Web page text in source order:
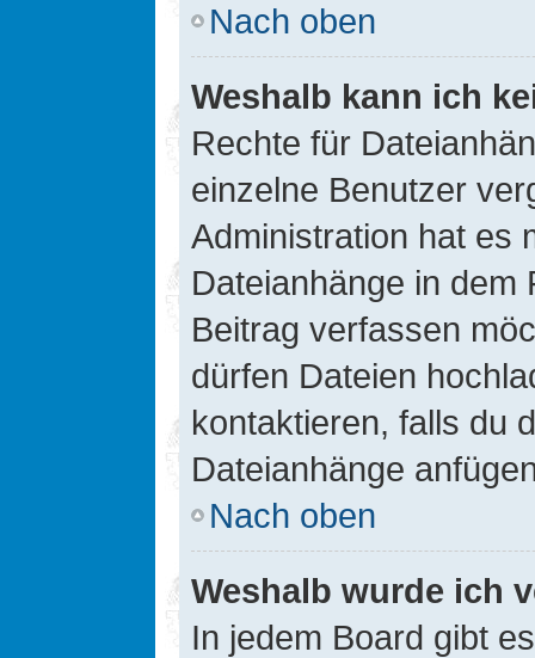
Nach oben
Weshalb kann ich
Rechte für
einzelne Benutzer
Administration hat es
Dateianhänge in dem
Beitrag verfassen
dürfen Dateien
kontaktieren, falls du
Dateianhänge
Nach oben
Weshalb wurde ich
In jedem Board gibt